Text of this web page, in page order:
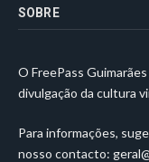
SOBRE
O FreePass
divulgação da cultura
Para informações,
nosso contacto: